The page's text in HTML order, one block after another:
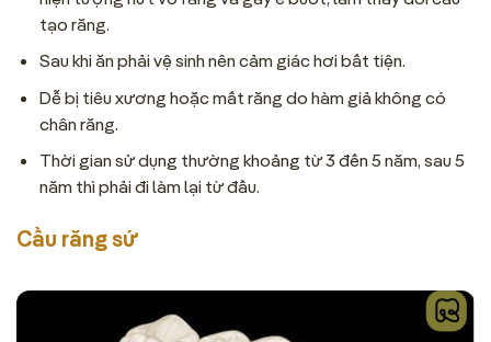
tạo răng.
Sau khi ăn phải vệ sinh nên cảm giác hơi bất tiện.
Dễ bị tiêu xương hoặc mất răng do hàm giả không có
chân răng.
Thời gian sử dụng thường khoảng từ 3 đến 5 năm, sau 5
năm thì phải đi làm lại từ đầu.
Cầu răng sứ